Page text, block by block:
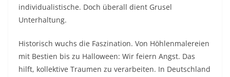
individualistische. Doch überall dient Grusel
Unterhaltung.​
Historisch wuchs die Faszination. Von Höhlenmalereien
mit Bestien bis zu Halloween: Wir feiern Angst. Das
hilft, kollektive Traumen zu verarbeiten. In Deutschland